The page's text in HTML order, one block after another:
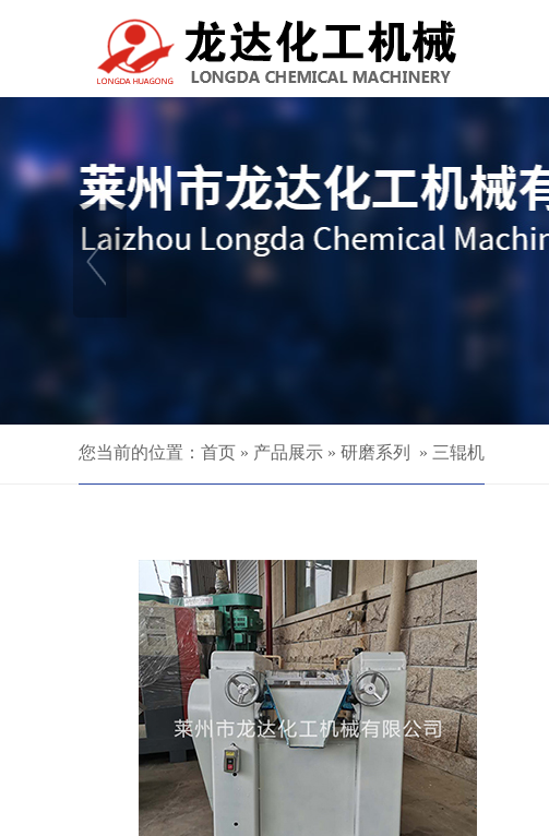
您当前的位置： 首页 » 产品展示 » 研磨系列 » 三辊机